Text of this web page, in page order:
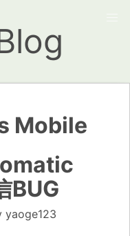
Mobile
BUG
yaoge123